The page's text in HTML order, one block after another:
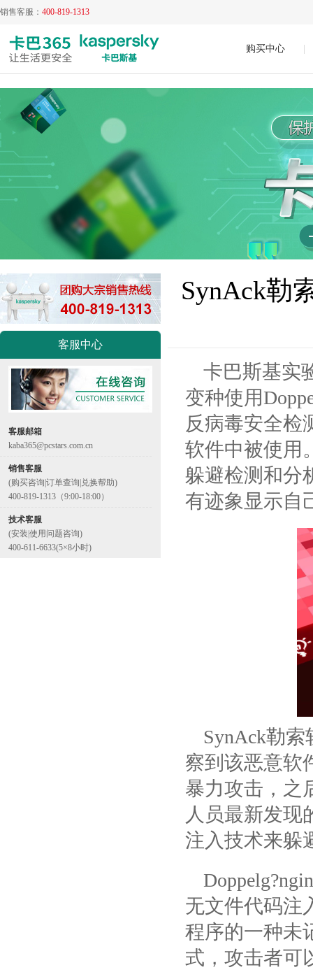
销售客服： 400-819-1313
购买中心
客服中心
客服邮箱
kaba365@pcstars.com.cn
销售客服
(购买咨询|订单查询|兑换帮助)
400-819-1313（9:00-18:00）
技术客服
(安装|使用问题咨询)
400-611-6633(5×8小时)
SynAck勒
卡巴斯基实
变种使用
反病毒安全检
软件中被使用
躲避检测和分
有迹象显示自
SynAck勒
察到该恶意软
暴力攻击，之
人员最新发现
注入技术来躲
无文件代码注
程序的一种未
式，攻击者可